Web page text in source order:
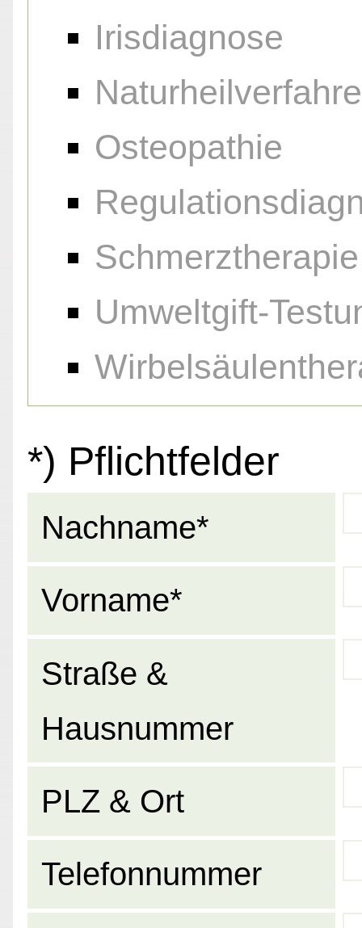
Irisdiagnose
Osteopathie
Schmerztherapie
Umweltgift-
*) Pflichtfelder
Nachname*
Vorname*
Straße &
Hausnummer
PLZ & Ort
Telefonnummer